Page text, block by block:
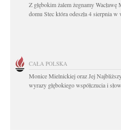
Z głębokim żalem żegnamy
domu Stec która odeszła 4 sierpnia w
CAŁA POLSKA
Monice Mielnickiej oraz Jej
wyrazy głębokiego współczucia i